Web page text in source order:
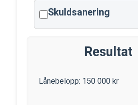
Skuldsanering
Resultat
Lånebelopp: 150 000 kr